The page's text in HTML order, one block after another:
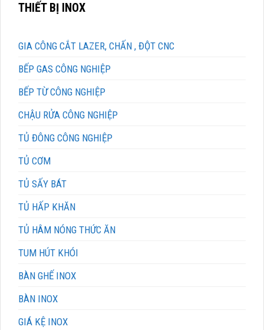
THIẾT BỊ INOX
GIA CÔNG CẮT LAZER, CHẤN , ĐỘT CNC
BẾP GAS CÔNG NGHIỆP
BẾP TỪ CÔNG NGHIỆP
CHẬU RỬA CÔNG NGHIỆP
TỦ ĐÔNG CÔNG NGHIỆP
TỦ CƠM
TỦ SẤY BÁT
TỦ HẤP KHĂN
TỦ HÂM NÓNG THỨC ĂN
TUM HÚT KHÓI
BÀN GHẾ INOX
BÀN INOX
GIÁ KỆ INOX